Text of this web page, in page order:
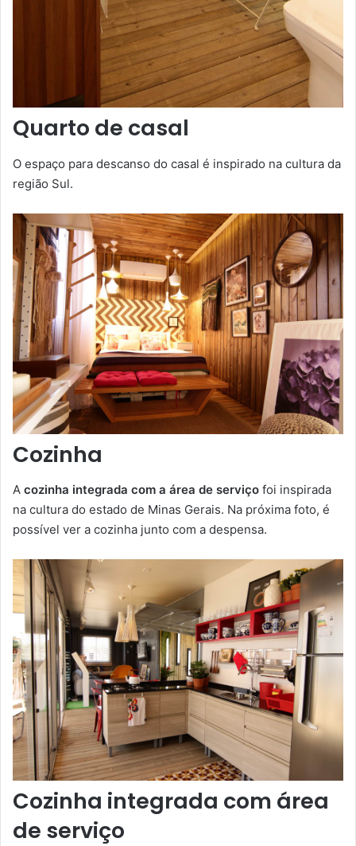
Quarto de casal
O espaço para descanso do casal é inspirado na cultura da
região Sul.
Cozinha
A cozinha integrada com a área de serviço foi inspirada
na cultura do estado de Minas Gerais. Na próxima foto, é
possível ver a cozinha junto com a despensa.
Cozinha integrada com área
de serviço